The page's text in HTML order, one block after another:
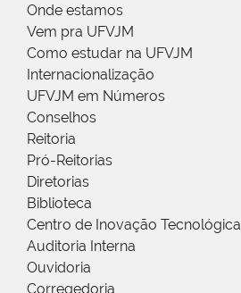
Onde estamos
Vem pra UFVJM
Como estudar na UFVJM
Internacionalização
UFVJM em Números
Conselhos
Reitoria
Pró-Reitorias
Diretorias
Biblioteca
Centro de Inovação Tecnológica
Auditoria Interna
Ouvidoria
Corregedoria